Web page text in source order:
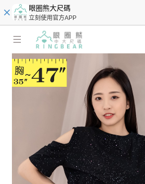
眼圈熊大尺碼
立刻使用官方APP